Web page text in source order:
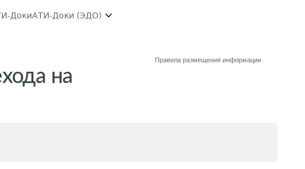
ДокиАТИ-Доки (ЭДО)
Правила размещения информации
на